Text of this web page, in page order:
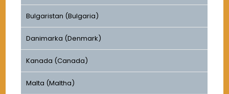
Bulgaristan (Bulgaria)
Danimarka (Denmark)
Kanada (Canada)
Malta (Maltha)